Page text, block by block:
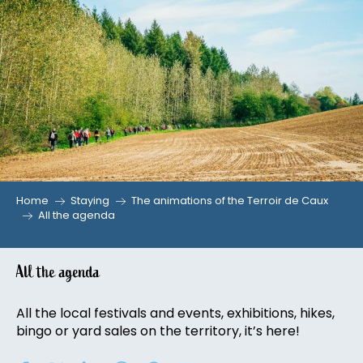
Aller
au
contenu
principal
Home Staying
The animations of the Terroir de Caux
All the agenda
All the agenda
All the local festivals and events, exhibitions, hikes,
bingo or yard sales on the territory, it’s here!